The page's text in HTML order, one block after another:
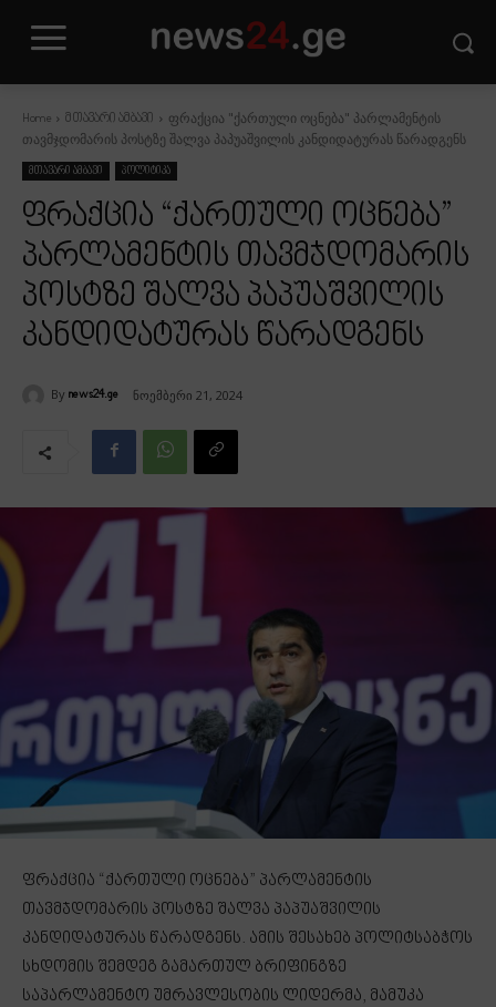
Home მთავარი ამბავი
ფრაქცია "ქართული ოცნება" პარლამენტის
თავმჯდომარის პოსტზე შალვა პაპუაშვილის კანდიდატურას წარადგენს
მთავარი ამბავი პოლიტიკა
ფრაქცია “ქართული ოცნება”
პარლამენტის თავმჯდომარის
პოსტზე შალვა პაპუაშვილის
კანდიდატურას წარადგენს
By news24.ge ნოემბერი 21, 2024
ფრაქცია “ქართული ოცნება” პარლამენტის
თავმჯდომარის პოსტზე შალვა პაპუაშვილის
კანდიდატურას წარადგენს. ამის შესახებ პოლიტსაბჭოს
სხდომის შემდეგ გამართულ ბრიფინგზე
საპარლამენტო უმრავლესობის ლიდერმა, მამუკა